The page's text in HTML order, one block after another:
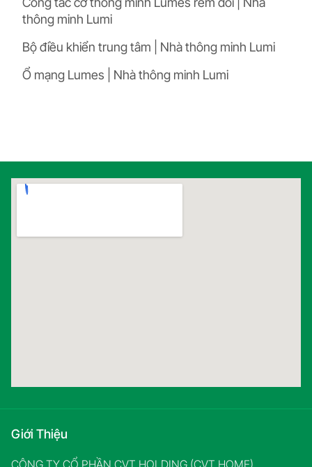
thông minh Lumi
Bộ điều khiển trung tâm | Nhà thông minh Lumi
Ổ mạng Lumes | Nhà thông minh Lumi
Giới Thiệu